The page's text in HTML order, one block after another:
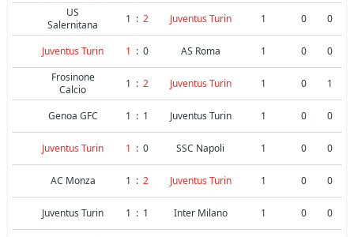
US
Salernitana
1 : 2 Juventus Turin 1 0 0
Juventus Turin 1 : 0 AS Roma 1 0
0
Frosinone
Calcio
1 : 2 Juventus Turin 1 0 1
Genoa GFC 1 : 1 Juventus Turin 1 0 0
Juventus Turin 1 : 0 SSC Napoli 1 0 0
AC Monza 1 : 2 Juventus Turin 1 0 0
Juventus Turin 1 : 1 Inter Milano 1 0 0